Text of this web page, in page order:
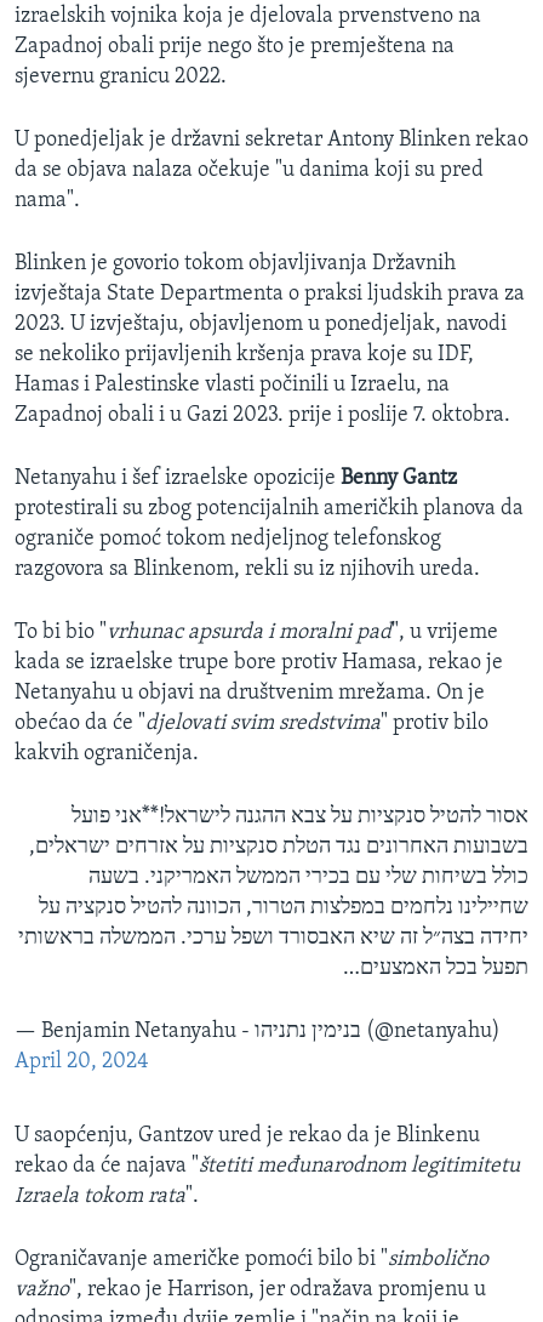
izraelskih vojnika koja je djelovala prvenstveno na
Zapadnoj obali prije nego što je premještena na
sjevernu granicu 2022.
U ponedjeljak je državni sekretar Antony Blinken rekao
da se objava nalaza očekuje "u danima koji su pred
nama".
Blinken je govorio tokom objavljivanja Državnih
izvještaja State Departmenta o praksi ljudskih prava za
2023. U izvještaju, objavljenom u ponedjeljak, navodi
se nekoliko prijavljenih kršenja prava koje su IDF,
Hamas i Palestinske vlasti počinili u Izraelu, na
Zapadnoj obali i u Gazi 2023. prije i poslije 7. oktobra.
Netanyahu i šef izraelske opozicije Benny Gantz
protestirali su zbog potencijalnih američkih planova da
ograniče pomoć tokom nedjeljnog telefonskog
razgovora sa Blinkenom, rekli su iz njihovih ureda.
To bi bio "vrhunac apsurda i moralni pad", u vrijeme
kada se izraelske trupe bore protiv Hamasa, rekao je
Netanyahu u objavi na društvenim mrežama. On je
obećao da će "djelovati svim sredstvima" protiv bilo
kakvih ograničenja.
אסור להטיל סנקציות על צבא ההגנה לישראל!**אני פועל
בשבועות האחרונים נגד הטלת סנקציות על אזרחים ישראלים,
כולל בשיחות שלי עם בכירי הממשל האמריקני. בשעה
שחיילינו נלחמים במפלצות הטרור, הכוונה להטיל סנקציה על
יחידה בצה״ל זה שיא האבסורד ושפל ערכי. הממשלה בראשותי
תפעל בכל האמצעים…
— Benjamin Netanyahu - בנימין נתניהו (@netanyahu)
April 20, 2024
U saopćenju, Gantzov ured je rekao da je Blinkenu
rekao da će najava "štetiti međunarodnom legitimitetu
Izraela tokom rata".
Ograničavanje američke pomoći bilo bi "simbolično
važno", rekao je Harrison, jer odražava promjenu u